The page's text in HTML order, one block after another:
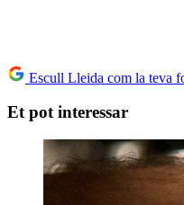
Escull Lleida com la teva
Et pot interessar